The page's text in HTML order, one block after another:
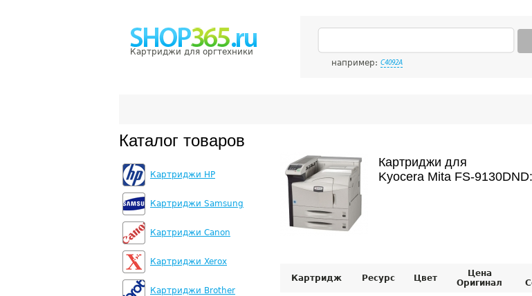
Картриджи для оргтехники
например: C4092A
Каталог товаров
Картриджи HP
Картриджи Samsung
Картриджи Canon
Картриджи Xerox
Картриджи Brother
Картриджи для
Kyocera Mita FS-9130DND:
Картридж Ресурс Цвет
Цена
Оригинал